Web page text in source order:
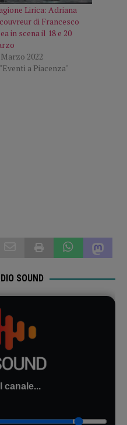
Lirica: Adriana
di Francesco
in scena il 18 e 20
Marzo 2022
a Piacenza"
SOUND
canale...